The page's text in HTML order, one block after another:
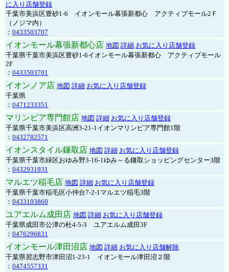
に入り店舗登録
千葉市美浜区豊砂1-6 イオンモール幕張新都心 アクティブモール2Ｆ
（ノジマ内）
： 0433503707
イオンモール幕張新都心店 地図 詳細 お気に入り店舗登録
千葉県千葉市美浜区豊砂1-6イオンモール幕張新都心 アクティブモール
2F
： 0433503701
イオンノア店 地図 詳細 お気に入り店舗登録
千葉県
： 0471233351
マリンピア専門館店 地図 詳細 お気に入り店舗登録
千葉県千葉市美浜区高洲3-21-1イオンマリンピア専門館1階
： 0432782571
イオンスタイル鎌取店 地図 詳細 お気に入り店舗登録
千葉県千葉市緑区おゆみ野3-16-1ゆみ～る鎌取ショッピングセンター3階
： 0432931931
マルエツ稲毛店 地図 詳細 お気に入り店舗登録
千葉県千葉市稲毛区小仲台7-2-1マルエツ稲毛3階
： 0433103860
ユアエルム成田店 地図 詳細 お気に入り店舗登録
千葉県成田市公津の杜4-5-3 ユアエルム成田3F
： 0476296831
イオンモール津田沼店 地図 詳細 お気に入り店舗解除
千葉県習志野市津田沼1-23-1 イオンモール津田沼２階
： 0474557331